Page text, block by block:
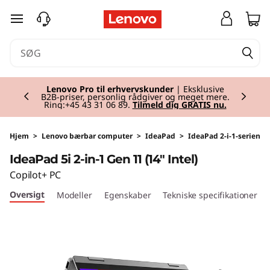
P
a
d
5
spring til hovedindhold
Lenovo Pro til erhvervskunder| Eksklusive
B2B-priser, personlig rådgiver og meget mere.
Ring:+45 43 31 06 89. Tilmeld dig GRATIS nu.
Currently displaying item 2 of 2
Hjem > Lenovo bærbar computer > IdeaPad > IdeaPad 2-i-1-serien
IdeaPad 5i 2-in-1 Gen 11 (14" Intel)
Copilot+ PC
Oversigt Modeller Egenskaber Tekniske specifikationer